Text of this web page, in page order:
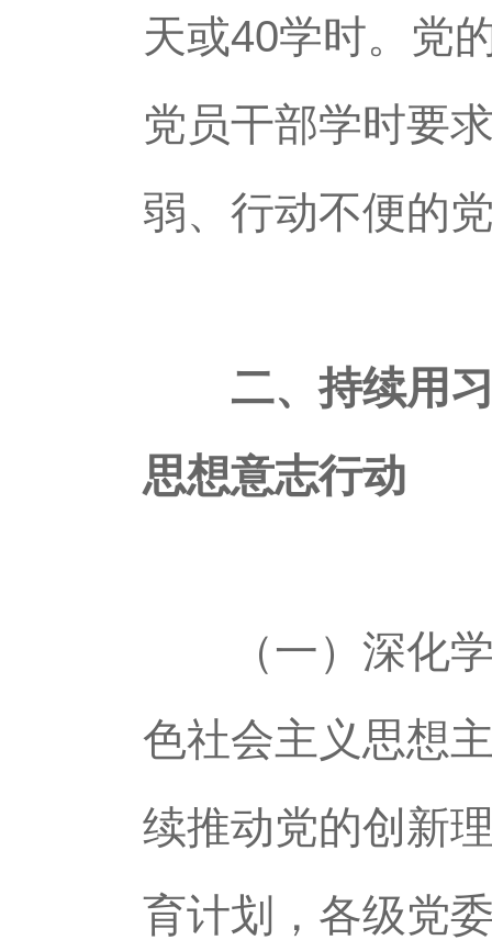
天或40学时。党
党员干部学时要
弱、行动不便的
二、持续用
思想意志行动
（一）深化学
色社会主义思想
续推动党的创新
育计划，各级党